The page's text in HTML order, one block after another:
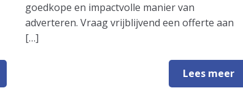
goedkope en impactvolle manier van
adverteren. Vraag vrijblijvend een offerte aan
[…]
Lees meer